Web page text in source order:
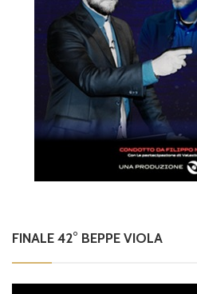
FINALE 42° BEPPE VIOLA